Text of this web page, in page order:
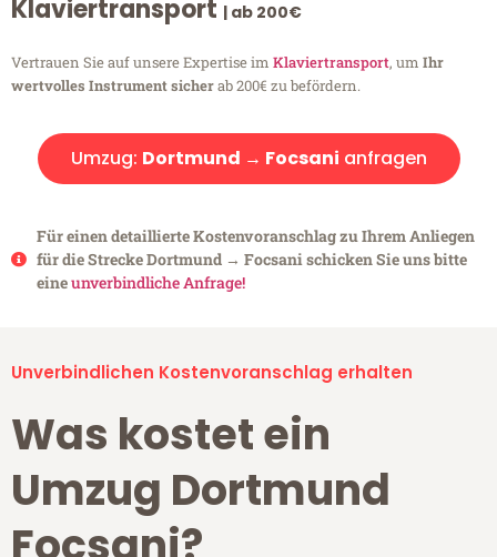
Klaviertransport | ab 200€
Vertrauen Sie auf unsere Expertise im Klaviertransport, um Ihr
wertvolles Instrument sicherab 200€ zu befördern.
Umzug: Dortmund → Focsani anfragen
Für einen detaillierte Kostenvoranschlag zu Ihrem Anliegen
für die Strecke Dortmund → Focsani schicken Sie uns bitte
eineunverbindliche Anfrage!
Unverbindlichen Kostenvoranschlag erhalten
Was kostet ein
Umzug Dortmund